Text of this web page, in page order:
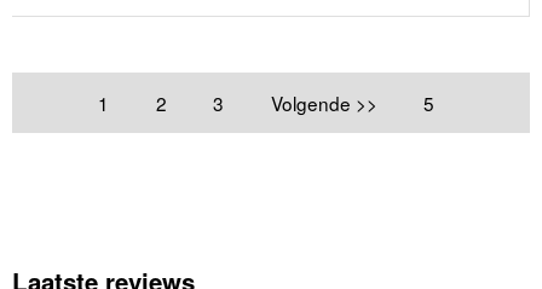
1 2 3 Volgende >> 5
Laatste reviews